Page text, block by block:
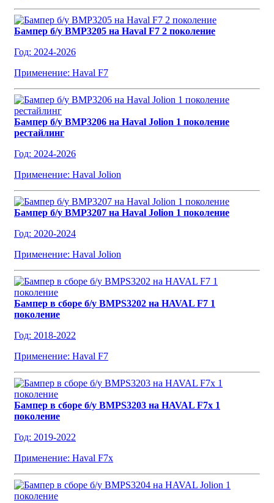
Бампер б/у BMP3205 на Haval F7 2 поколение
Год: 2024-2026
Применение: Haval F7
Бампер б/у BMP3206 на Haval Jolion 1 поколение
рестайлинг
Год: 2024-2026
Применение: Haval Jolion
Бампер б/у BMP3207 на Haval Jolion 1 поколение
Год: 2020-2024
Применение: Haval Jolion
Бампер в сборе б/у BMPS3202 на HAVAL F7 1
поколение
Год: 2018-2022
Применение: Haval F7
Бампер в сборе б/у BMPS3203 на HAVAL F7x 1
поколение
Год: 2019-2022
Применение: Haval F7x